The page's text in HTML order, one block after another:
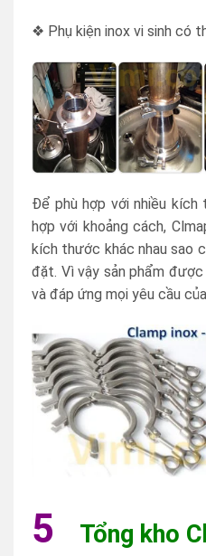
❖ Phụ kiện inox vi sinh có
Để phù hợp với nhiều kích
hợp với khoảng cách,
kích thước khác nhau sao
đặt. Vì vậy sản phẩm
và đáp ứng mọi yêu cầu
5 Tổng kho